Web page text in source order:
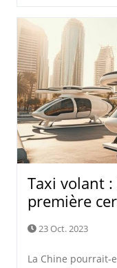
Taxi volant
première
23 Oct. 2023
La Chine